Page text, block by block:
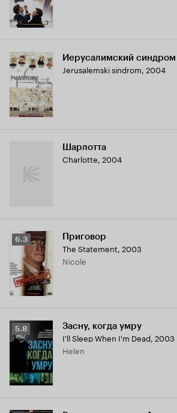
Иерусалимский синдром
Jerusalemski sindrom, 2004
Шарлотта
Charlotte, 2004
Рейтинг
Кинопоиска
6.3
6.3 Приговор
The Statement, 2003
Nicole
Рейтинг
Кинопоиска
5.8
5.8 Засну, когда умру
I'll Sleep When I'm Dead, 2003
Helen